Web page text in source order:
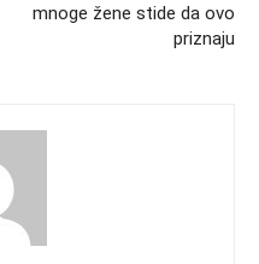
mnoge žene stide da ovo
priznaju